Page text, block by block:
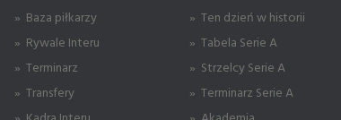
» Baza piłkarzy
» Rywale Interu
» Terminarz
» Transfery
» Ten dzień w historii
» Tabela Serie A
» Strzelcy Serie A
» Terminarz Serie A